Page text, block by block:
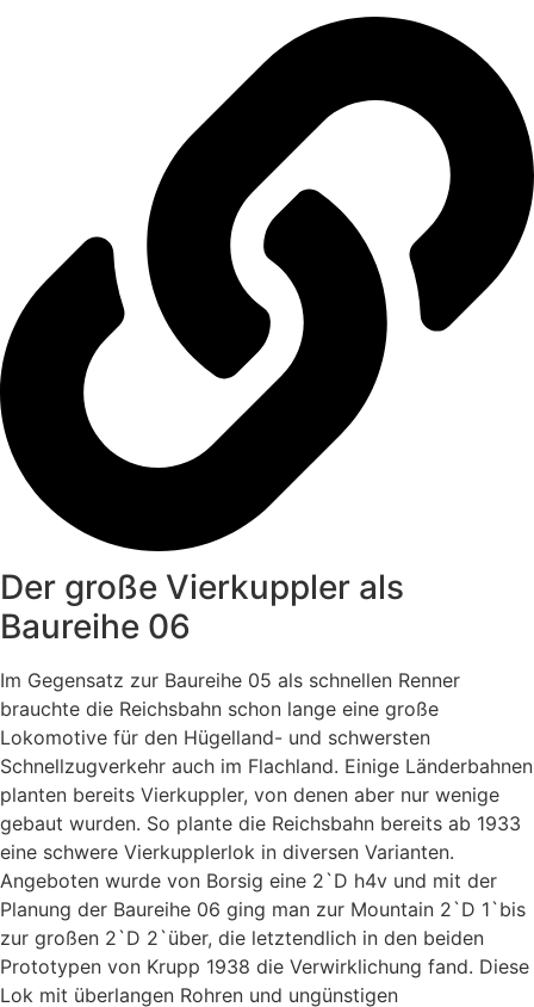
Der große Vierkuppler als
Baureihe 06
Im Gegensatz zur Baureihe 05 als schnellen Renner
brauchte die Reichsbahn schon lange eine große
Lokomotive für den Hügelland- und schwersten
Schnellzugverkehr auch im Flachland. Einige Länderbahnen
planten bereits Vierkuppler, von denen aber nur wenige
gebaut wurden. So plante die Reichsbahn bereits ab 1933
eine schwere Vierkupplerlok in diversen Varianten.
Angeboten wurde von Borsig eine 2`D h4v und mit der
Planung der Baureihe 06 ging man zur Mountain 2`D 1`bis
zur großen 2`D 2`über, die letztendlich in den beiden
Prototypen von Krupp 1938 die Verwirklichung fand. Diese
Lok mit überlangen Rohren und ungünstigen